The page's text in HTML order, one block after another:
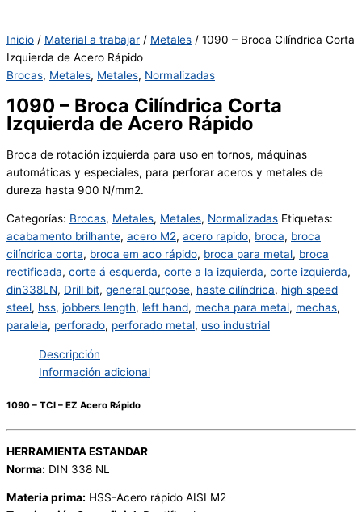
Inicio / Material a trabajar / Metales / 1090 – Broca Cilíndrica Corta
Izquierda de Acero Rápido
Brocas, Metales, Metales, Normalizadas
1090 – Broca Cilíndrica Corta
Izquierda de Acero Rápido
Broca de rotación izquierda para uso en tornos, máquinas
automáticas y especiales, para perforar aceros y metales de
dureza hasta 900 N/mm2.
Categorías: Brocas, Metales, Metales, Normalizadas Etiquetas:
acabamento brilhante, acero M2, acero rapido, broca, broca
cilíndrica corta, broca em aco rápido, broca para metal, broca
rectificada, corte á esquerda, corte a la izquierda, corte izquierda,
din338LN, Drill bit, general purpose, haste cilíndrica, high speed
steel, hss, jobbers length, left hand, mecha para metal, mechas,
paralela, perforado, perforado metal, uso industrial
Descripción
Información adicional
1090 – TCI – EZ Acero Rápido
HERRAMIENTA ESTANDAR
Norma: DIN 338 NL
Materia prima: HSS-Acero rápido AISI M2